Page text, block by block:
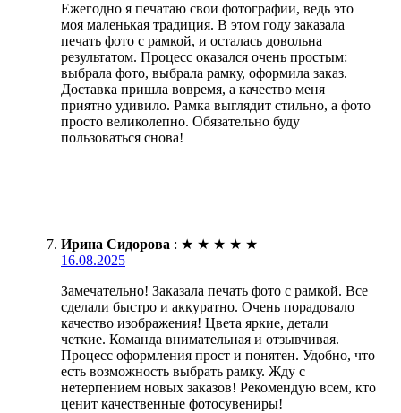
Ежегодно я печатаю свои фотографии, ведь это
моя маленькая традиция. В этом году заказала
печать фото с рамкой, и осталась довольна
результатом. Процесс оказался очень простым:
выбрала фото, выбрала рамку, оформила заказ.
Доставка пришла вовремя, а качество меня
приятно удивило. Рамка выглядит стильно, а фото
просто великолепно. Обязательно буду
пользоваться снова!
Ирина Сидорова : ★ ★ ★ ★ ★
16.08.2025
Замечательно! Заказала печать фото с рамкой. Все
сделали быстро и аккуратно. Очень порадовало
качество изображения! Цвета яркие, детали
четкие. Команда внимательная и отзывчивая.
Процесс оформления прост и понятен. Удобно, что
есть возможность выбрать рамку. Жду с
нетерпением новых заказов! Рекомендую всем, кто
ценит качественные фотосувениры!